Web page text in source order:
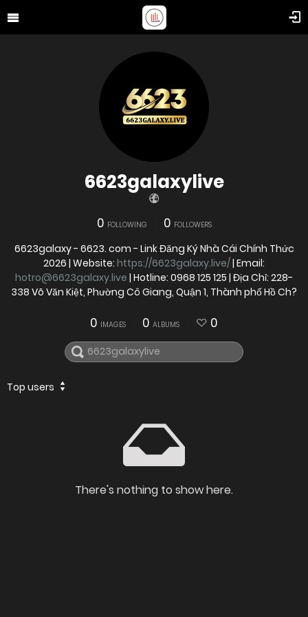
6623galaxylive
0 FOLLOWING 0 FOLLOWERS
6623galaxy - 6623. com - Link Đăng Ký Nhà Cái Chính Thức
2026 | Website: https://6623galaxy.live/| Email:
hotro@6623galaxy.live | Hotline: 0968 125 125 | Địa Chỉ: 228-
338 Võ Văn Kiệt, Phường Cô Giang, Quận 1, Thành phố Hồ Ch?
0 IMAGES 0 ALBUMS 0
Top users
There's nothing to show here.